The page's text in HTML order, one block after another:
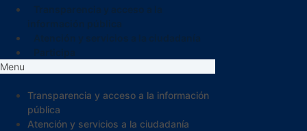
Menu
Transparencia y acceso a la información
pública
Atención y servicios a la ciudadanía